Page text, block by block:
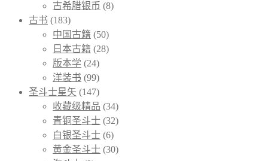
古希腊银币 (8)
古书 (183)
中国古籍 (50)
日本古籍 (28)
版本学 (24)
洋装书 (99)
圣斗士星矢 (147)
收藏级精品 (34)
青铜圣斗士 (32)
白银圣斗士 (6)
黄金圣斗士 (30)